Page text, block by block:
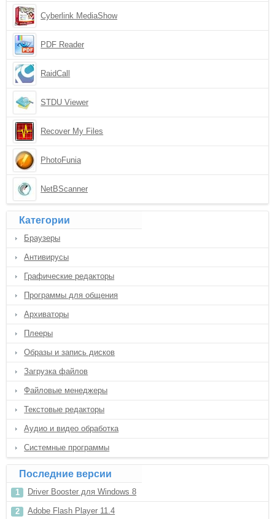
Cyberlink MediaShow
PDF Reader
RaidCall
STDU Viewer
Recover My Files
PhotoFunia
NetBScanner
Категории
Браузеры
Антивирусы
Графические редакторы
Программы для общения
Архиваторы
Плееры
Образы и запись дисков
Загрузка файлов
Файловые менеджеры
Текстовые редакторы
Аудио и видео обработка
Системные программы
Последние версии
Driver Booster для Windows 8
Adobe Flash Player 11.4